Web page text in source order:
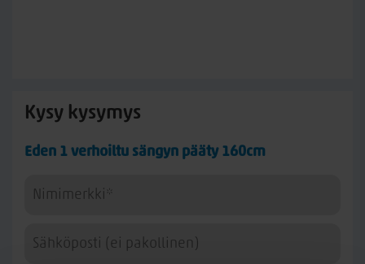
Kysy kysymys
Eden 1 verhoiltu sängyn pääty 160cm